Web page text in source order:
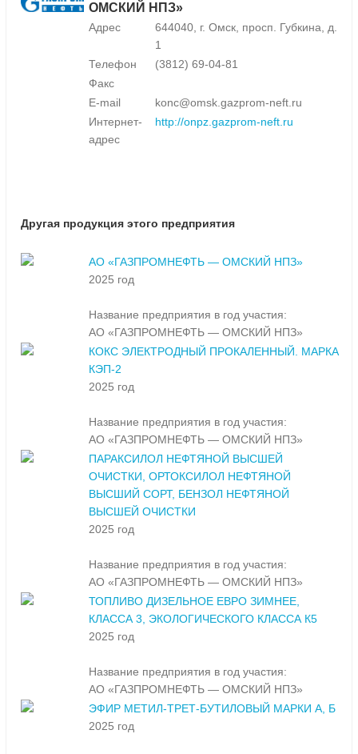
ОМСКИЙ НПЗ»
Адрес
644040, г. Омск, просп. Губкина, д.
1
Телефон
(3812) 69-04-81
Факс
E-mail
konc@omsk.gazprom-neft.ru
Интернет-
адрес
http://onpz.gazprom-neft.ru
Другая продукция этого предприятия
АО «ГАЗПРОМНЕФТЬ — ОМСКИЙ НПЗ»
2025 год
Название предприятия в год участия:
АО «ГАЗПРОМНЕФТЬ — ОМСКИЙ НПЗ»
КОКС ЭЛЕКТРОДНЫЙ ПРОКАЛЕННЫЙ. МАРКА
КЭП-2
2025 год
Название предприятия в год участия:
АО «ГАЗПРОМНЕФТЬ — ОМСКИЙ НПЗ»
ПАРАКСИЛОЛ НЕФТЯНОЙ ВЫСШЕЙ
ОЧИСТКИ, ОРТОКСИЛОЛ НЕФТЯНОЙ
ВЫСШИЙ СОРТ, БЕНЗОЛ НЕФТЯНОЙ
ВЫСШЕЙ ОЧИСТКИ
2025 год
Название предприятия в год участия:
АО «ГАЗПРОМНЕФТЬ — ОМСКИЙ НПЗ»
ТОПЛИВО ДИЗЕЛЬНОЕ ЕВРО ЗИМНЕЕ,
КЛАССА 3, ЭКОЛОГИЧЕСКОГО КЛАССА К5
2025 год
Название предприятия в год участия:
АО «ГАЗПРОМНЕФТЬ — ОМСКИЙ НПЗ»
ЭФИР МЕТИЛ-ТРЕТ-БУТИЛОВЫЙ МАРКИ А, Б
2025 год